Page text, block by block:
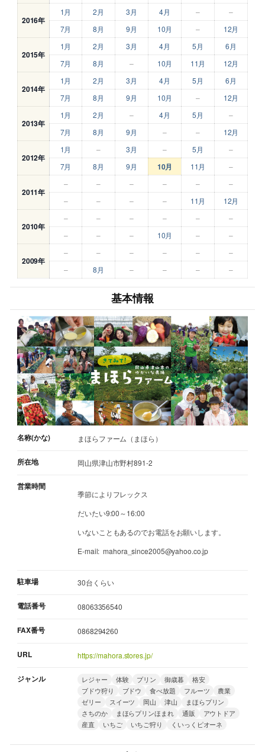
2016年
1月 2月 3月 4月 –
–
7月
8月 9月 10月 – 12月
2015年
1月 2月 3月 4月 5月
6月
7月
8月 – 10月 11月 12月
2014年
1月 2月 3月 4月 5月
6月
7月
8月 9月 10月 – 12月
2013年
1月 2月 – 4月 5月
–
7月
8月 9月 – – 12月
2012年
1月 – 3月 – 5月
–
7月
8月 9月 10月 11月 –
2011年
– – – – –
–
–
– – – 11月 12月
2010年
– – – – –
–
–
– – 10月 – –
2009年
– – – – –
–
–
8月 – – – –
基本情報
名称(かな) まほらファーム（まほら）
所在地 岡山県津山市野村891-2
営業時間
季節によりフレックス
だいたい9:00～16:00
いないこともあるのでお電話をお願いします。
E-mail: mahora_since2005@yahoo.co.jp
駐車場 30台くらい
電話番号 08063356540
FAX番号 0868294260
URL https://mahora.stores.jp/
ジャンル レジャー 体験 プリン 御歳暮
格安
ブドウ狩り
ブドウ 食べ放題 フルーツ
農業
ゼリー
スイーツ 岡山 津山
まほらプリン
さちのか
まほらプリンほまれ 通販
アウトドア
産直
いちご いちご狩り くいっくピオーネ